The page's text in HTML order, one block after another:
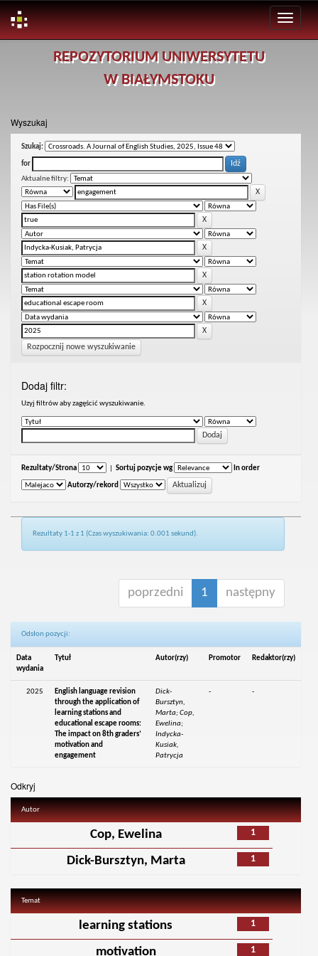
REPOZYTORIUM UNIWERSYTETU
W BIAŁYMSTOKU
Wyszukaj
Szukaj:
for
Aktualne filtry:
Rozpocznij nowe wyszukiwanie
Dodaj filtr:
Uzyj filtrów aby zagęścić wyszukiwanie.
Rezultaty/Strona Sortuj pozycje wg In order
Autorzy/rekord
Rezultaty 1-1 z 1 (Czas wyszukiwania: 0.001 sekund).
poprzedni 1 następny
Odsłon pozycji:
Data
wydania
Tytuł Autor(rzy) Promotor Redaktor(rzy)
2025
English language revision
through the application of
learning stations and
educational escape rooms:
The impact on 8th graders’
motivation and
engagement
Dick-
Bursztyn,
Marta; Cop,
Ewelina;
Indycka-
Kusiak,
Patrycja
- -
Odkryj
Autor
1
Cop, Ewelina
1
Dick-Bursztyn, Marta
Temat
1
learning stations
1
motivation